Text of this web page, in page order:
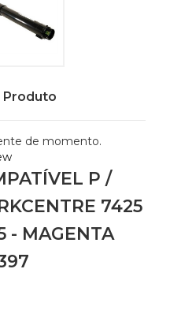
Produto
de momento.
P /
7425
- MAGENTA